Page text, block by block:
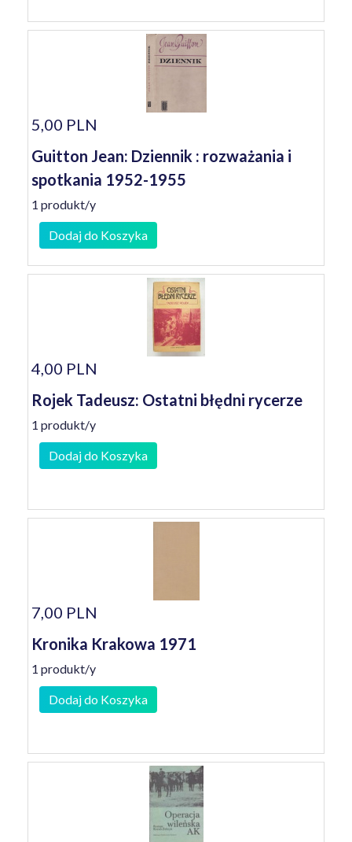
5,00 PLN
Guitton Jean: Dziennik : rozważania i
spotkania 1952-1955
1 produkt/y
Dodaj do Koszyka
4,00 PLN
Rojek Tadeusz: Ostatni błędni rycerze
1 produkt/y
Dodaj do Koszyka
7,00 PLN
Kronika Krakowa 1971
1 produkt/y
Dodaj do Koszyka